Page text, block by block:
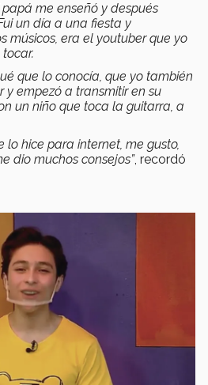
me enseñó y después
un día a una fiesta y
músicos, era el youtuber que yo
que lo conocía, que yo también
y empezó a transmitir en su
un niño que toca la guitarra, a
lo hice para internet, me gusto,
dio muchos consejos”, recordó